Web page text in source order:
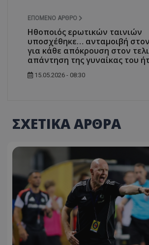
ΕΠΌΜΕΝΟ ΆΡΘΡΟ
Ηθοποιός ερωτικών ταινιών
υποσχέθηκε… ανταμοιβή
για κάθε απόκρουση στον
απάντηση της γυναίκας του
15.05.2026 - 08:30
ΣΧΕΤΙΚΑ ΑΡΘΡΑ